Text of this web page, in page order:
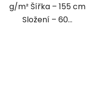
g/m² Šířka – 155 cm
Složení – 60...